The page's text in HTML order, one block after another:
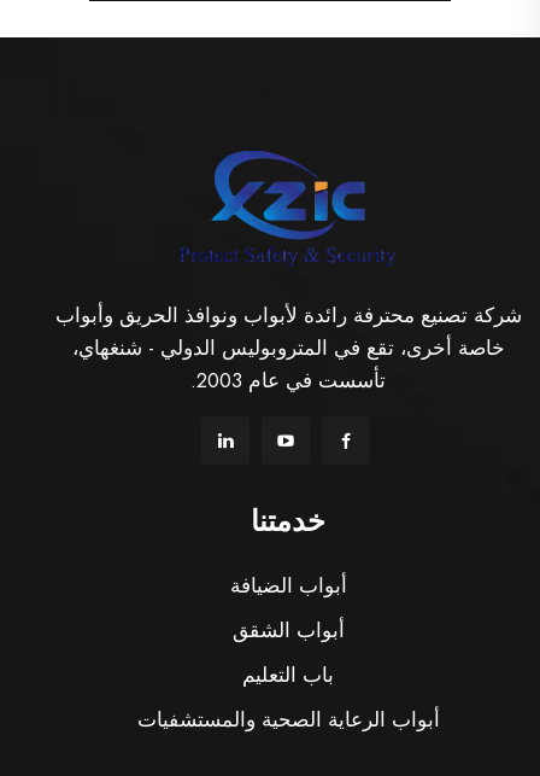
شركة تصنيع محترفة رائدة لأبواب ونوافذ الحريق وأبواب
خاصة أخرى، تقع في المتروبوليس الدولي - شنغهاي،
تأسست في عام 2003.
خدمتنا
أبواب الضيافة
أبواب الشقق
باب التعليم
أبواب الرعاية الصحية والمستشفيات